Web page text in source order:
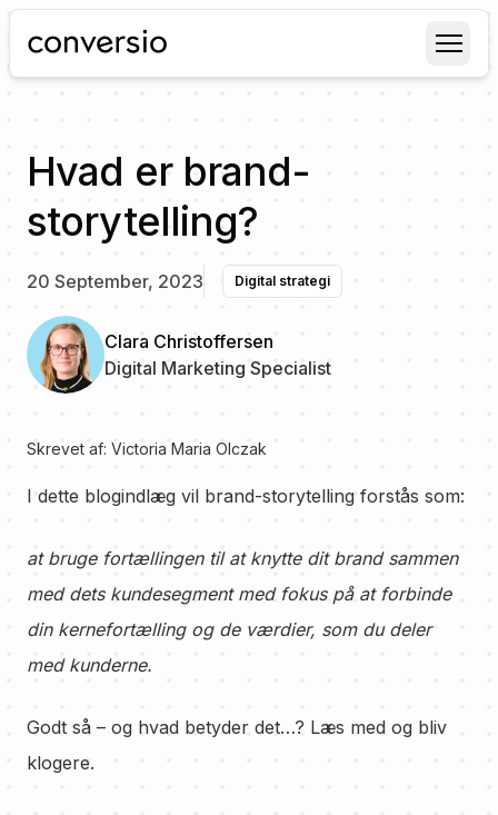
Conversio
Hvad er brand-
storytelling?
20 September, 2023 Digital strategi
Clara Christoffersen
Digital Marketing Specialist
Skrevet af: Victoria Maria Olczak
I dette blogindlæg vil brand-storytelling forstås som:
at bruge fortællingen til at knytte dit brand sammen
med dets kundesegment med fokus på at forbinde
din kernefortælling og de værdier, som du deler
med kunderne.
Godt så – og hvad betyder det…? Læs med og bliv
klogere.